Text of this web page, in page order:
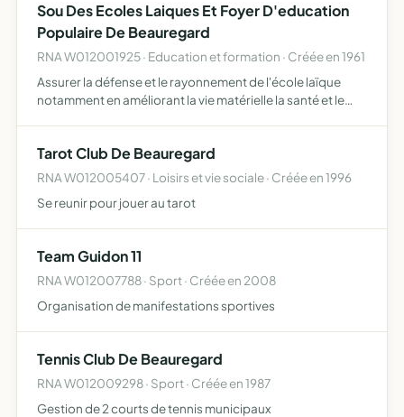
Sou Des Ecoles Laiques Et Foyer D'education
Populaire De Beauregard
RNA W012001925 · Education et formation · Créée en 1961
Assurer la défense et le rayonnement de l'école laïque
notamment en améliorant la vie matérielle la santé et le
Tarot Club De Beauregard
RNA W012005407 · Loisirs et vie sociale · Créée en 1996
Se reunir pour jouer au tarot
Team Guidon 11
RNA W012007788 · Sport · Créée en 2008
Organisation de manifestations sportives
Tennis Club De Beauregard
RNA W012009298 · Sport · Créée en 1987
Gestion de 2 courts de tennis municipaux